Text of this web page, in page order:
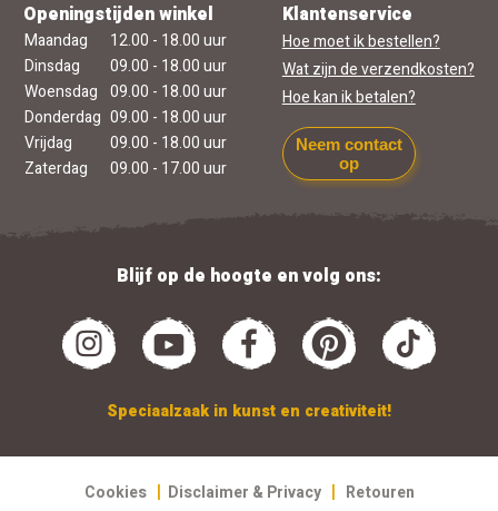
Openingstijden winkel
Maandag
12.00 - 18.00 uur
Dinsdag
09.00 - 18.00 uur
Woensdag 09.00 - 18.00 uur
Donderdag 09.00 - 18.00 uur
Vrijdag
09.00 - 18.00 uur
Zaterdag
09.00 - 17.00 uur
Klantenservice
Hoe moet ik bestellen?
Wat zijn de verzendkosten?
Hoe kan ik betalen?
Neem contact
op
Blijf op de hoogte en volg ons:
Speciaalzaak in kunst en creativiteit!
Cookies | Disclaimer & Privacy | Retouren